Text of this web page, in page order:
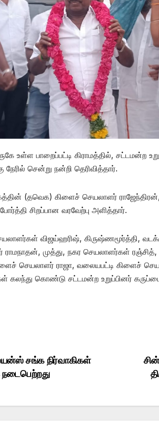
உள்ள பாறைப்பட்டி கிராமத்தில், சட்டமன்ற
சென்று நன்றி தெரிவித்தார்.
(தவெக) கிளைச் செயலாளர் ராஜேந்திரன்,
சிறப்பான வரவேற்பு அளித்தார்.
விஜய்ஹரிஷ், கிருஷ்ணமூர்த்தி,
முத்து, நகர செயலாளர்கள் ரஞ்சித்,
செயலாளர் ராஜா, வலையபட்டி கிளைச்
கலந்து கொண்டு சட்டமன்ற உறுப்பினர்
e
சங்க நிர்வாகிகள்
நடைபெற்றது